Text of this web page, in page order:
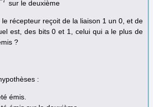
sur le deuxième
récepteur reçoit de la liaison 1 un 0, et de
est, des bits 0 et 1, celui qui a le plus de
?
:
émis.